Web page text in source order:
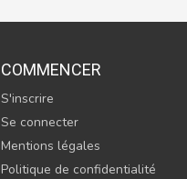
COMMENCER
S'inscrire
Se connecter
Mentions légales
Politique de confidentialité